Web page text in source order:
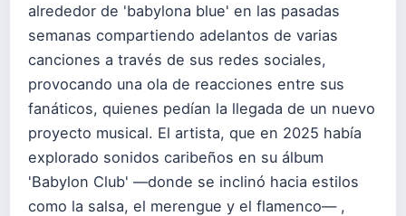
alrededor de 'babylona blue' en las pasadas
semanas compartiendo adelantos de varias
canciones a través de sus redes sociales,
provocando una ola de reacciones entre sus
fanáticos, quienes pedían la llegada de un nuevo
proyecto musical. El artista, que en 2025 había
explorado sonidos caribeños en su álbum
'Babylon Club' —donde se inclinó hacia estilos
como la salsa, el merengue y el flamenco— ,